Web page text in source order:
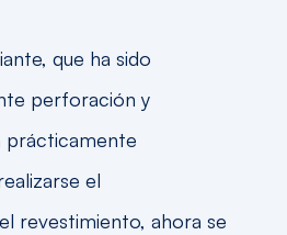
que ha sido
perforación y
prácticamente
el
revestimiento, ahora se